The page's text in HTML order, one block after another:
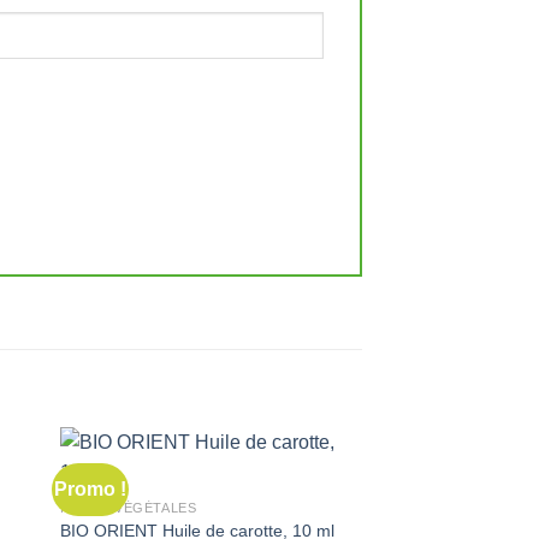
Promo !
HUILES VÉGÉTALES
BIO ORIENT Huile de carotte, 10 ml